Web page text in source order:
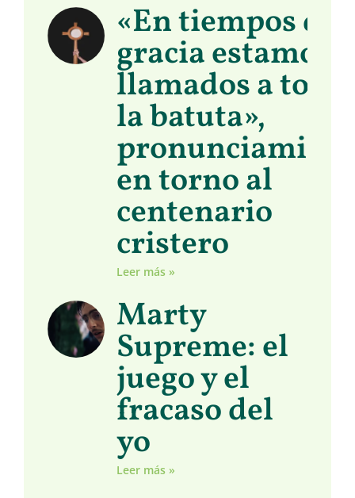
«En tiempos de
gracia estamos
llamados a
la batuta»,
en torno al
centenario
cristero
Leer más »
Marty
Supreme: el
juego y el
fracaso del
yo
Leer más »